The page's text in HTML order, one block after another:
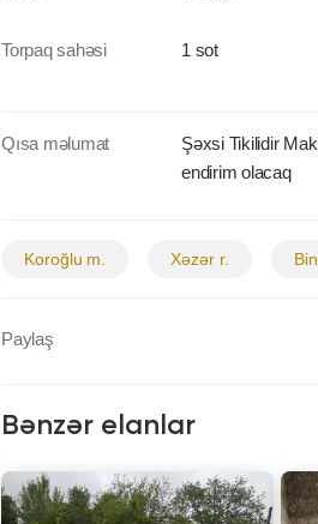
Torpaq sahəsi 1 sot
Qısa məlumat
Şəxsi Tikilidir
endirim olacaq
Koroğlu m. Xəzər r.
Paylaş
Bənzər elanlar